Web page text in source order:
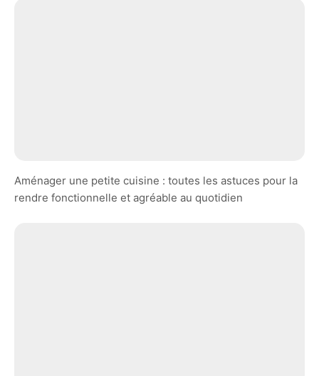
Aménager une petite cuisine : toutes les astuces pour la
rendre fonctionnelle et agréable au quotidien